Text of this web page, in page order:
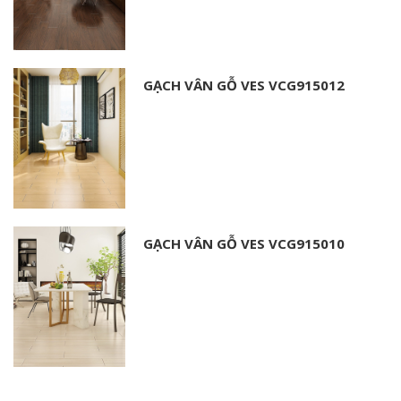
GẠCH VÂN GỖ VES VCG915012
GẠCH VÂN GỖ VES VCG915010